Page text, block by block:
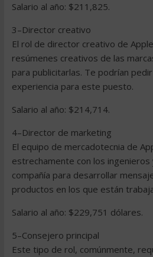
Salario al año: $211,825.
3–Director creativo
El rol de director creativo de
resúmenes creativos de las
para publicitarlas. Te podrían
experiencia para este puesto.
Salario al año: $214,714.
4–Director de marketing
El equipo de mercadotecnia de
estrechamente con los
compañía para desarrollar
productos en los que están
Salario al año: $229,751 dólares.
5–Consejero principal
Este tipo de rol, comúnmente,